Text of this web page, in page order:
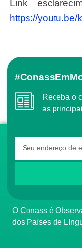
Link
https://youtu.be/
Receba o conteúdo semanal do Conass com
as
O Conass é Observador Consultivo da Comunidade
dos Países de